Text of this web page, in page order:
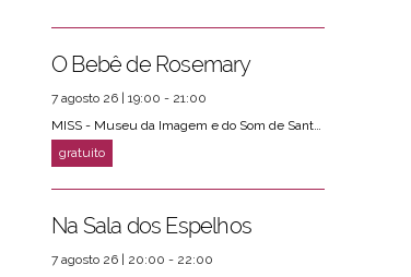
O Bebê de Rosemary
7 agosto 26 | 19:00 - 21:00
MISS - Museu da Imagem e do Som de Santos
Na Sala dos Espelhos
7 agosto 26 | 20:00 - 22:00